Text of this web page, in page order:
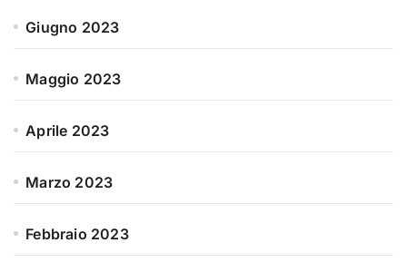
Giugno 2023
Maggio 2023
Aprile 2023
Marzo 2023
Febbraio 2023